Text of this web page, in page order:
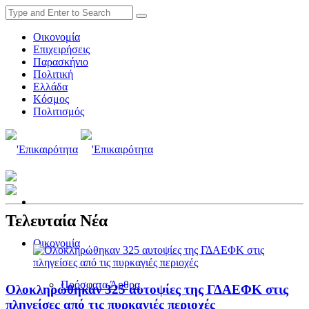
Οικονομία
Επιχειρήσεις
Παρασκήνιο
Πολιτική
Ελλάδα
Κόσμος
Πολιτισμός
Οικονομία
Πρόσφατα Άρθρα
Τελευταία Νέα
Ολοκληρώθηκαν 325 αυτοψίες της ΓΔΑΕΦΚ στις
πληγείσες από τις πυρκαγιές περιοχές